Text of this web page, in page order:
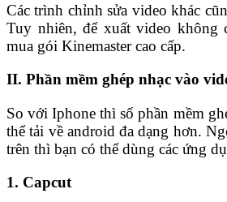
Các trình chỉnh sửa video khác
Tuy nhiên, để xuất video không
mua gói Kinemaster cao cấp.
II. Phần mềm ghép nhạc vào
So với Iphone thì số phần mềm
thể tải về android đa dạng hơn.
trên thì bạn có thể dùng các ứng
1. Capcut